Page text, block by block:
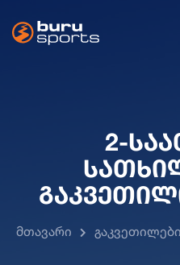
2-
Მთავარი Გაკვეთილები